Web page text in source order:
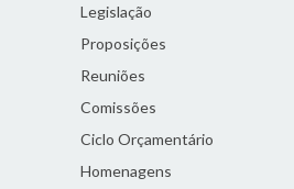
Legislação
Proposições
Reuniões
Comissões
Ciclo Orçamentário
Homenagens